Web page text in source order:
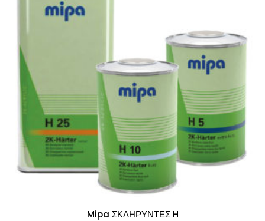
Mipa ΣΚΛΗΡΥΝΤΕΣ H